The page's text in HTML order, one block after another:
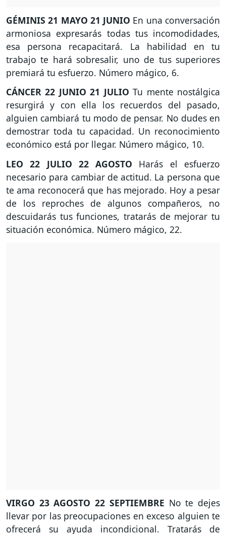
GÉMINIS 21 MAYO 21 JUNIO En una conversación
armoniosa expresarás todas tus incomodidades,
esa persona recapacitará. La habilidad en tu
trabajo te hará sobresalir, uno de tus superiores
premiará tu esfuerzo. Número mágico, 6.
CÁNCER 22 JUNIO 21 JULIO Tu mente nostálgica
resurgirá y con ella los recuerdos del pasado,
alguien cambiará tu modo de pensar. No dudes en
demostrar toda tu capacidad. Un reconocimiento
económico está por llegar. Número mágico, 10.
LEO 22 JULIO 22 AGOSTO Harás el esfuerzo
necesario para cambiar de actitud. La persona que
te ama reconocerá que has mejorado. Hoy a pesar
de los reproches de algunos compañeros, no
descuidarás tus funciones, tratarás de mejorar tu
situación económica. Número mágico, 22.
VIRGO 23 AGOSTO 22 SEPTIEMBRE No te dejes
llevar por las preocupaciones en exceso alguien te
ofrecerá su ayuda incondicional. Tratarás de